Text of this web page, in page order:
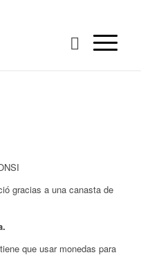
gracias a una canasta de
que usar monedas para